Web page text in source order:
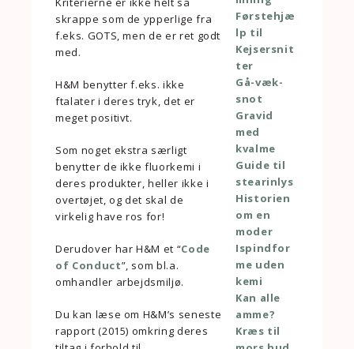
skrappe som de ypperlige fra
f.eks. GOTS, men de er ret godt
med.
H&M benytter f.eks. ikke
ftalater i deres tryk, det er
meget positivt.
Som noget ekstra særligt
benytter de ikke fluorkemi i
deres produkter, heller ikke i
overtøjet, og det skal de
virkelig have ros for!
Derudover har H&M et “Code
of Conduct”, som bl.a.
omhandler arbejdsmiljø.
Du kan læse om H&M’s seneste
rapport (2015) omkring deres
Førstehjæ
lp til
Kejsersnit
ter
Gå-væk-
snot
Gravid
med
kvalme
Guide til
stearinlys
Historien
om en
moder
Ispindfor
me uden
kemi
Kan alle
amme?
Kræs til